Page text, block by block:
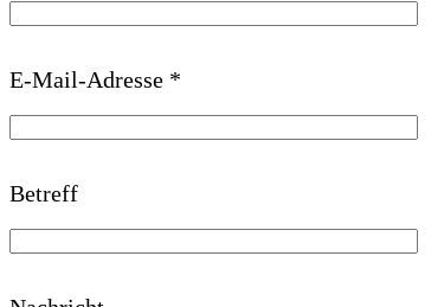
t
t
e
s
s
E-Mail-Adresse *
Betreff